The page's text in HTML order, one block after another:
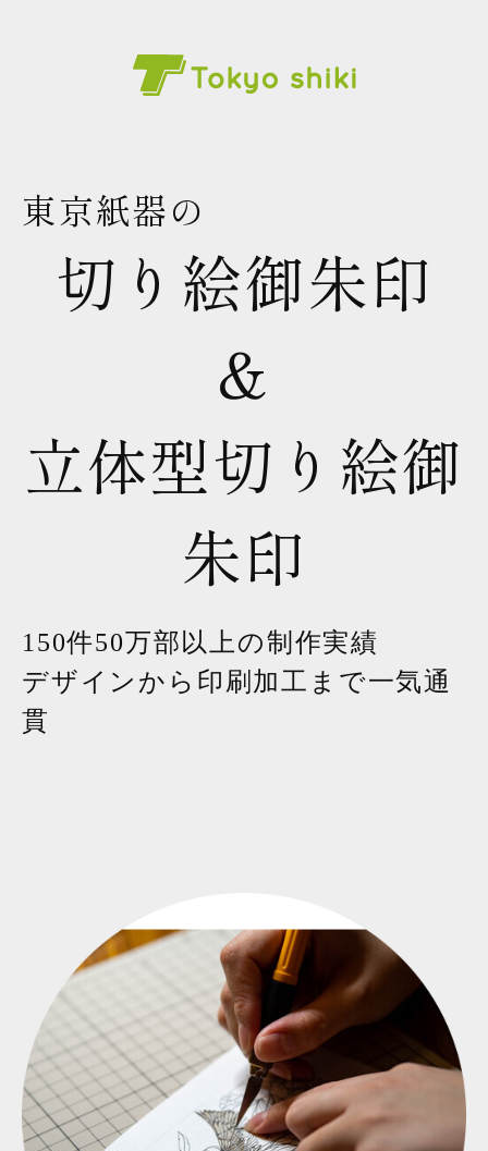
東京紙器の
切り絵御朱印
&
立体型切り絵御
朱印
150件50万部以上の制作実績
デザインから印刷加工まで一気通
貫